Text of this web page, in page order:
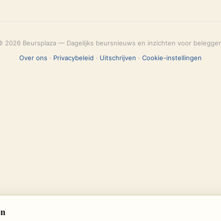
2026 Beursplaza — Dagelijks beursnieuws en inzichten voor
Over ons · Privacybeleid · Uitschrijven · Cookie-instellingen